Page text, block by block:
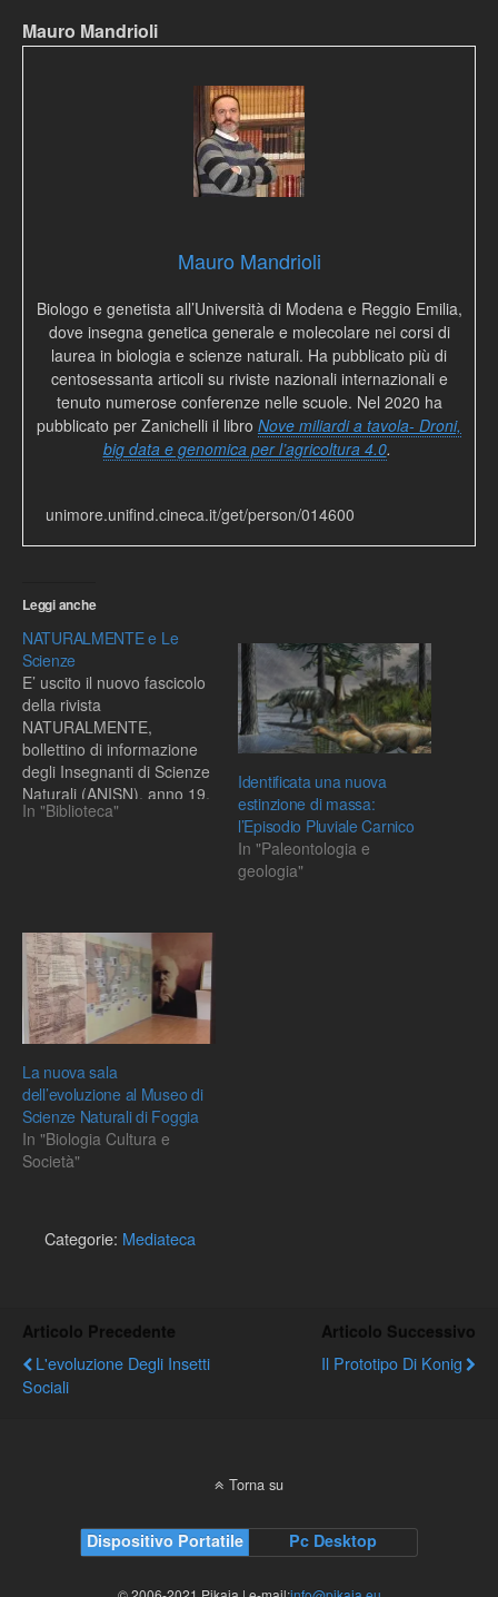
Mauro Mandrioli
Mauro Mandrioli
Biologo e genetista all’Università di Modena e Reggio Emilia,
dove insegna genetica generale e molecolare nei corsi di
laurea in biologia e scienze naturali. Ha pubblicato più di
centosessanta articoli su riviste nazionali internazionali e
tenuto numerose conferenze nelle scuole. Nel 2020 ha
pubblicato per Zanichelli il libro Nove miliardi a tavola- Droni,
big data e genomica per l’agricoltura 4.0.
unimore.unifind.cineca.it/get/person/014600
Leggi anche
NATURALMENTE e Le
Scienze
E’ uscito il nuovo fascicolo
della rivista
NATURALMENTE,
bollettino di informazione
degli Insegnanti di Scienze
Naturali (ANISN), anno 19,
n. 2, maggio 2006, che
simbiologiaL. Cozzi, La
rivoluzione degli RNA-1: la
RNAiF. Santini, Origine ed
evoluzione dei
TetraodontiformiT.…
In "Biblioteca"
Identificata una nuova
estinzione di massa:
l’Episodio Pluviale Carnico
In "Paleontologia e
geologia"
La nuova sala
dell’evoluzione al Museo di
Scienze Naturali di Foggia
In "Biologia Cultura e
Società"
Categorie: Mediateca
Articolo Precedente
L'evoluzione Degli Insetti
Sociali
Articolo Successivo
Il Prototipo Di Konig
Torna su
Dispositivo Portatile Pc Desktop